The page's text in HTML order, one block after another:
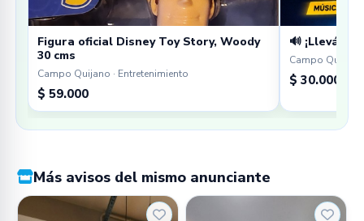
Figura oficial Disney Toy Story, Woody
30 cms
Campo Quijano · Entretenimiento
$ 59.000
🔊 ¡Llevá tu
Campo
$ 30.000
Más avisos del mismo anunciante